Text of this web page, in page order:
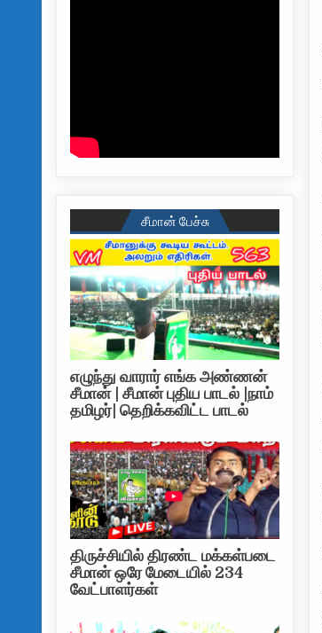
சீமான் பேச்சு
எழுந்து வாரார் எங்க அண்ணன்
சீமான் | சீமான் புதிய பாடல் |நாம்
தமிழர்| தெறிக்கவிட்ட பாடல்
திருச்சியில் திரண்ட மக்கள்படை
சீமான் ஒரே மேடையில் 234
வேட்பாளர்கள்